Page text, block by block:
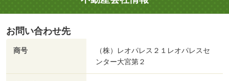
お問い合わせ先
商号
（株）レオパレス２１レオパレスセ
ンター大宮第２